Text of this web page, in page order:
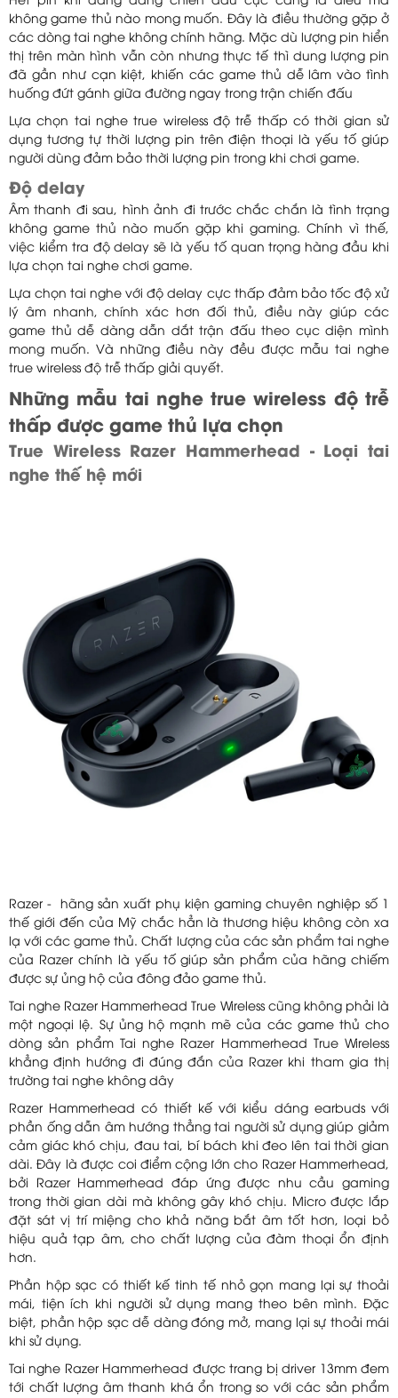
không game thủ nào mong muốn. Đây là điều thường gặp ở
các dòng tai nghe không chính hãng. Mặc dù lượng pin hiển
thị trên màn hình vẫn còn nhưng thực tế thì dung lượng pin
đã gần như cạn kiệt, khiến các game thủ dễ lâm vào tình
huống đứt gánh giữa đường ngay trong trận chiến đấu
Lựa chọn tai nghe true wireless độ trễ thấp có thời gian sử
dụng tương tự thời lượng pin trên điện thoại là yếu tố giúp
người dùng đảm bảo thời lượng pin trong khi chơi game.
Độ delay
Âm thanh đi sau, hình ảnh đi trước chắc chắn là tình trạng
không game thủ nào muốn gặp khi gaming. Chính vì thế,
việc kiểm tra độ delay sẽ là yếu tố quan trọng hàng đầu khi
lựa chọn tai nghe chơi game.
Lựa chọn tai nghe với độ delay cực thấp đảm bảo tốc độ xử
lý âm nhanh, chính xác hơn đối thủ, điều này giúp các
game thủ dễ dàng dẫn dắt trận đấu theo cục diện mình
mong muốn. Và những điều này đều được mẫu tai nghe
true wireless độ trễ thấp giải quyết.
Những mẫu tai nghe true wireless độ trễ
thấp được game thủ lựa chọn
True Wireless Razer Hammerhead - Loại tai
nghe thế hệ mới
Razer - hãng sản xuất phụ kiện gaming chuyên nghiệp số 1
thế giới đến của Mỹ chắc hẳn là thương hiệu không còn xa
lạ với các game thủ. Chất lượng của các sản phẩm tai nghe
của Razer chính là yếu tố giúp sản phẩm của hãng chiếm
được sự ủng hộ của đông đảo game thủ.
Tai nghe Razer Hammerhead True Wireless cũng không phải là
một ngoại lệ. Sự ủng hộ mạnh mẽ của các game thủ cho
dòng sản phẩm Tai nghe Razer Hammerhead True Wireless
khẳng định hướng đi đúng đắn của Razer khi tham gia thị
trường tai nghe không dây
Razer Hammerhead có thiết kế với kiểu dáng earbuds với
phần ống dẫn âm hướng thẳng tai người sử dụng giúp giảm
cảm giác khó chịu, đau tai, bí bách khi đeo lên tai thời gian
dài. Đây là được coi điểm cộng lớn cho Razer Hammerhead,
bởi Razer Hammerhead đáp ứng được nhu cầu gaming
trong thời gian dài mà không gây khó chịu. Micro được lắp
đặt sát vị trí miệng cho khả năng bắt âm tốt hơn, loại bỏ
hiệu quả tạp âm, cho chất lượng của đàm thoại ổn định
hơn.
Phần hộp sạc có thiết kế tinh tế nhỏ gọn mang lại sự thoải
mái, tiện ích khi người sử dụng mang theo bên mình. Đặc
biệt, phần hộp sạc dễ dàng đóng mở, mang lại sự thoải mái
khi sử dụng.
Tai nghe Razer Hammerhead được trang bị driver 13mm đem
tới chất lượng âm thanh khá ổn trong so với các sản phẩm